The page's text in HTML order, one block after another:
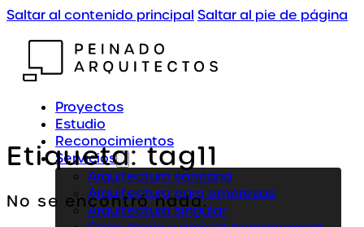
Saltar al contenido principal Saltar al pie de página
Proyectos
Estudio
Reconocimientos
Servicios
Arquitectura sanitaria
Arquitectura para empresas
Arquitectura singular
Etiqueta:tag11
No se encontró nada.